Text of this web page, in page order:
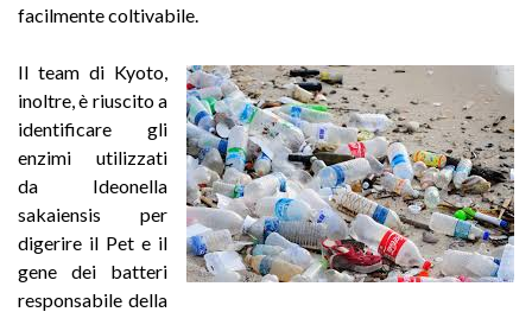
facilmente coltivabile.
Il team di Kyoto,
inoltre, è riuscito a
identificare gli
enzimi utilizzati
da Ideonella
sakaiensis per
digerire il Pet e il
gene dei batteri
responsabile della